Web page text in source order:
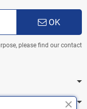
OK
please find our contact